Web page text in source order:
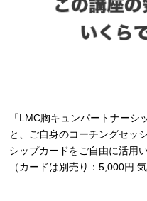
「LMC胸キュンパートナー
と、ご自身のコーチングセッ
シップカードをご自由に活用
（カードは別売り：5,000円